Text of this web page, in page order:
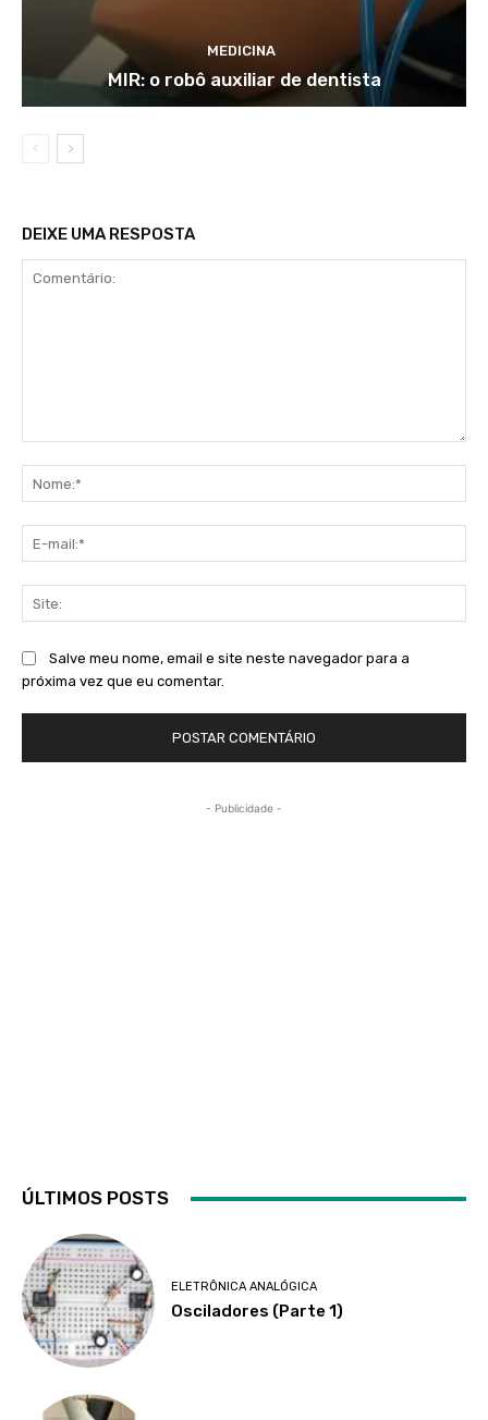
MEDICINA
MIR: o robô auxiliar de dentista
DEIXE UMA RESPOSTA
Salve meu nome, email e site neste navegador para a
próxima vez que eu comentar.
- Publicidade -
ÚLTIMOS POSTS
ELETRÔNICA ANALÓGICA
Osciladores (Parte 1)